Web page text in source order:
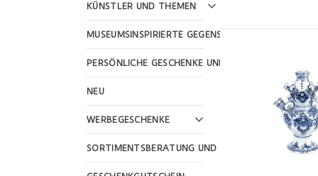
KÜNSTLER UND THEMEN
MUSEUMSINSPIRIERTE GEGENSTÄNDE
PERSÖNLICHE GESCHENKE UND FEIERTAGE
NEU
WERBEGESCHENKE
SORTIMENTSBERATUNG UND WEBSHOP-
Sichere Bezahlung